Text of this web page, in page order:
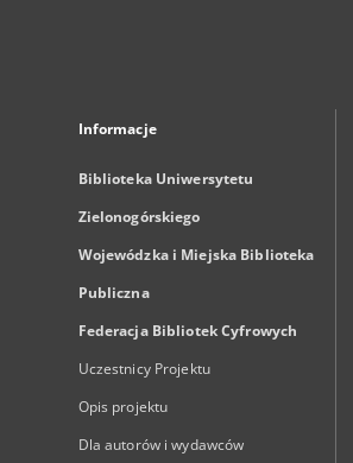
Informacje
Biblioteka Uniwersytetu
Zielonogórskiego
Wojewódzka i Miejska Biblioteka
Publiczna
Federacja Bibliotek Cyfrowych
Uczestnicy Projektu
Opis projektu
Dla autorów i wydawców